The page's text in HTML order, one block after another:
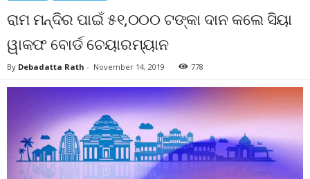
ରାମ ମନ୍ଦିର ପାଇଁ ୫୧,୦୦୦ ଟଙ୍କା ଦାନ କଲେ ସିୟା
ୱାକଫ ବୋର୍ଡ ଚେୟାରମ୍ୟାନ
By Debadatta Rath - November 14, 2019 778